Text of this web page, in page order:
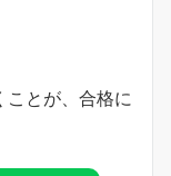
ことが、合格に